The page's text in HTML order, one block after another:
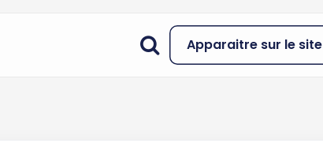
Apparaitre sur le site